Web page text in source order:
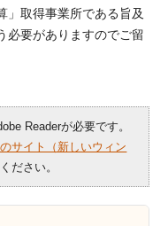
」取得事業所である旨及
必要がありますのでご留
Readerが必要です。
サイト（新しいウィン
ださい。